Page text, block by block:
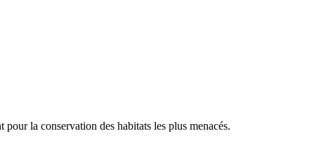
la conservation des habitats les plus menacés.